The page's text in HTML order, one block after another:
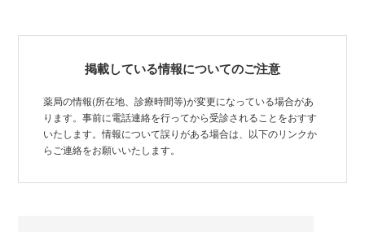
掲載している情報についてのご注意
薬局の情報(所在地、診療時間等)が変更になっている場合があ
ります。事前に電話連絡を行ってから受診されることをおすす
いたします。情報について誤りがある場合は、以下のリンクか
らご連絡をお願いいたします。